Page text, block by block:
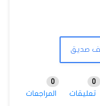
صديق
تعليقات
0
المراجعات
0